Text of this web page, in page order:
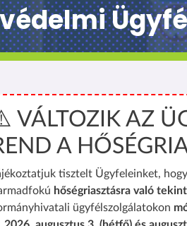
VÁLTOZIK AZ
A
tisztelt Ügyfeleinket,
hőségriasztásra való
ügyfélszolgálatokon